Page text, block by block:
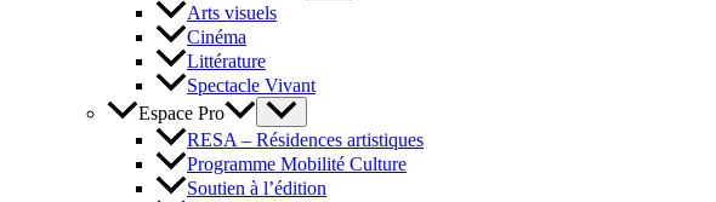
Arts visuels
Cinéma
Littérature
Spectacle Vivant
Espace Pro
RESA – Résidences artistiques
Programme Mobilité Culture
Soutien à l’édition